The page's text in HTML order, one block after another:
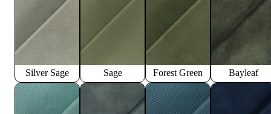
Silver Sage Sage Forest Green Bayleaf